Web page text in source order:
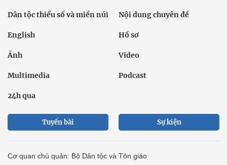
Dân tộc thiểu số và miền núi Nội dung chuyên đề
English Hồ sơ
Ảnh Video
Multimedia Podcast
24h qua
Tuyến bài Sự kiện
Cơ quan chủ quản: Bộ Dân tộc và Tôn giáo